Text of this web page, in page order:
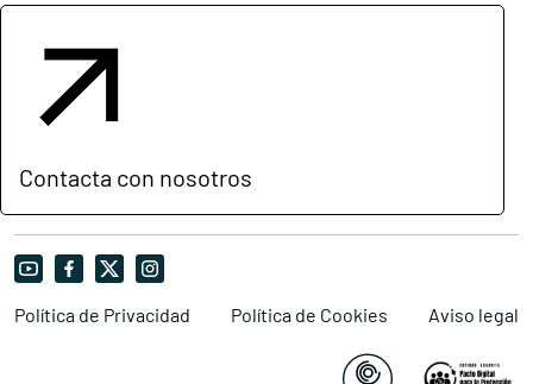
Contacta con nosotros
Política de Privacidad Política de Cookies Aviso legal